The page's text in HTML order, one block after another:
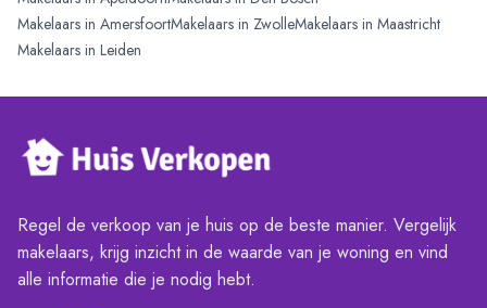
Makelaars in AmersfoortMakelaars in ZwolleMakelaars in Maastricht
Makelaars in Leiden
Regel de verkoop van je huis op de beste manier. Vergelijk
makelaars, krijg inzicht in de waarde van je woning en vind
alle informatie die je nodig hebt.